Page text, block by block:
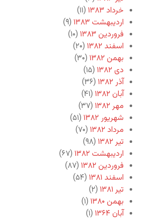
خرداد ۱۳۸۳
(۱۱)
اردیبهشت ۱۳۸۳
(۹)
فروردین ۱۳۸۳
(۱۰)
اسفند ۱۳۸۲
(۲۰)
بهمن ۱۳۸۲
(۳۰)
دی ۱۳۸۲
(۱۵)
آذر ۱۳۸۲
(۳۶)
آبان ۱۳۸۲
(۴۱)
مهر ۱۳۸۲
(۳۷)
شهریور ۱۳۸۲
(۵۱)
مرداد ۱۳۸۲
(۷۰)
تیر ۱۳۸۲
(۹۸)
اردیبهشت ۱۳۸۲
(۶۷)
فروردین ۱۳۸۲
(۸۷)
اسفند ۱۳۸۱
(۵۴)
تیر ۱۳۸۱
(۲)
بهمن ۱۳۸۰
(۱)
آبان ۱۳۶۴
(۱)